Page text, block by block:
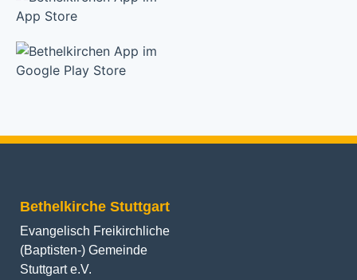
Bethelkirche Stuttgart
Evangelisch Freikirchliche
(Baptisten-) Gemeinde
Stuttgart e.V.